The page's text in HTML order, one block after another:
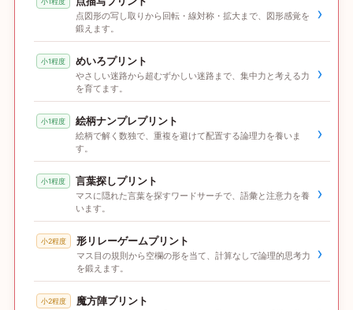
点図形の写し取りから回転・線対称・拡大まで、図形感覚を
鍛えます。
›
小1程度 めいろプリント
やさしい迷路から超むずかしい迷路まで、集中力と考える力
を育てます。
›
小1程度 絵柄ナンプレプリント
絵柄で解く数独で、重複を避けて配置する論理力を養いま
す。
›
小1程度 言葉探しプリント
マスに隠れた言葉を探すワードサーチで、語彙と注意力を養
います。
›
小2程度 形リレーゲームプリント
マス目の規則から空欄の形を当て、計算なしで論理的思考力
を鍛えます。
›
小2程度 魔方陣プリント